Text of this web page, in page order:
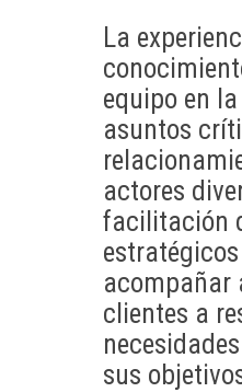
La
equipo en
asuntos
actores
facilitación
acompañar
clientes a
sus